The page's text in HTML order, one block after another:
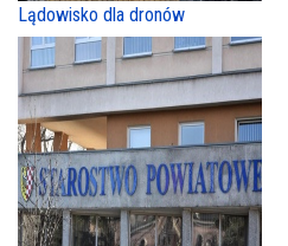
Lądowisko dla dronów